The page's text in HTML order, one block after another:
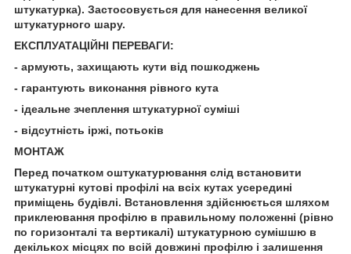
штукатурка). Застосовується для нанесення великої
штукатурного шару.
ЕКСПЛУАТАЦІЙНІ ПЕРЕВАГИ:
- армують, захищають кути від пошкоджень
- гарантують виконання рівного кута
- ідеальне зчеплення штукатурної суміші
- відсутність іржі, потьоків
МОНТАЖ
Перед початком оштукатурювання слід встановити
штукатурні кутові профілі на всіх кутах усередині
приміщень будівлі. Встановлення здійснюється шляхом
приклеювання профілю в правильному положенні (рівно
по горизонталі та вертикалі) штукатурною сумішшю в
декількох місцях по всій довжині профілю і залишення